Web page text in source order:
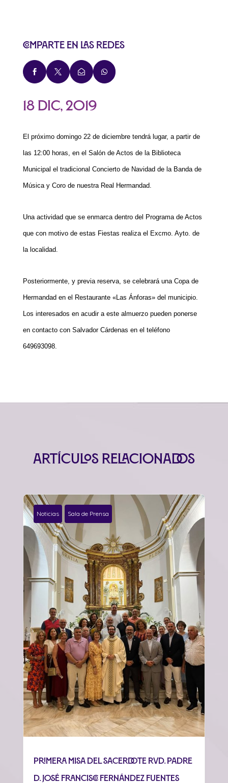
Comparte en las redes
   
18 Dic, 2019
El próximo domingo 22 de diciembre tendrá lugar, a partir de
las 12:00 horas, en el Salón de Actos de la Biblioteca
Municipal el tradicional Concierto de Navidad de la Banda de
Música y Coro de nuestra Real Hermandad.
Una actividad que se enmarca dentro del Programa de Actos
que con motivo de estas Fiestas realiza el Excmo. Ayto. de
la localidad.
Posteriormente, y previa reserva, se celebrará una Copa de
Hermandad en el Restaurante «Las Ánforas» del municipio.
Los interesados en acudir a este almuerzo pueden ponerse
en contacto con Salvador Cárdenas en el teléfono
649693098.
Artículos relacionados
Noticias Sala de Prensa
Primera misa del sacerdote Rvd. Padre
D. José Francisco Fernández Fuentes